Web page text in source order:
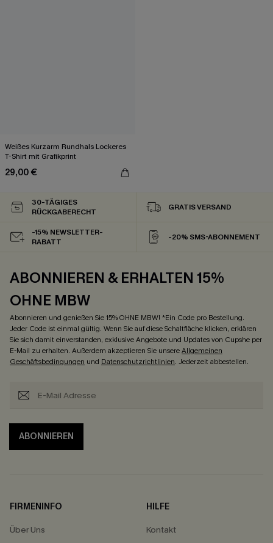
Weißes Kurzarm Rundhals Lockeres
T-Shirt mit Grafikprint
29,00 €
30-TÄGIGES
RÜCKGABERECHT
GRATIS VERSAND
-15% NEWSLETTER-
RABATT
-20% SMS-ABONNEMENT
ABONNIEREN & ERHALTEN 15%
OHNE MBW
Abonnieren und genießen Sie 15% OHNE MBW! *Ein Code pro Bestellung.
Jeder Code ist einmal gültig. Wenn Sie auf diese Schaltfläche klicken, erklären
Sie sich damit einverstanden, exklusive Angebote und Updates von Cupshe per
E-Mail zu erhalten. Außerdem akzeptieren Sie unsereAllgemeinen
Geschäftsbedingungen und Datenschutzrichtlinien. Jederzeit abbestellen.
ABONNIEREN
FIRMENINFO
Über Uns
HILFE
Kontakt